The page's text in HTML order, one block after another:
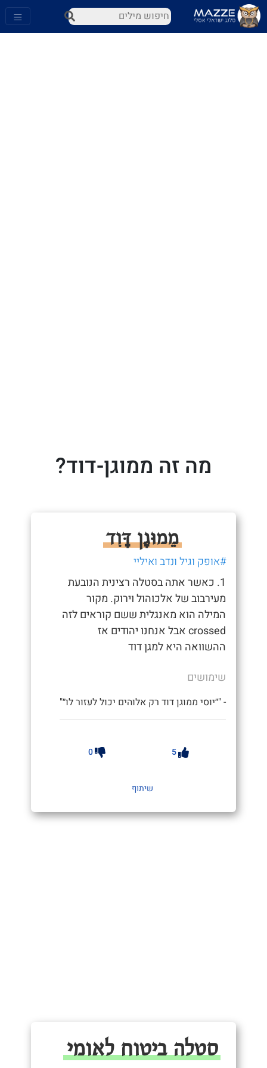
מה זה ממוגן-דוד?
מֵמוּגָן דָּוִד
#אופק וגיל ונדב ואיליי
1. כאשר אתה בסטלה רצינית הנובעת
מעירבוב של אלכוהול וירוק. מקור
המילה הוא מאנגלית ששם קוראים לזה
crossed אבל אנחנו יהודים אז
ההשוואה היא למגן דוד
שימושים
- "״יוסי ממוגן דוד רק אלוהים יכול לעזור לו״"
5
0
שיתוף
סטלה ביטוח לאומי